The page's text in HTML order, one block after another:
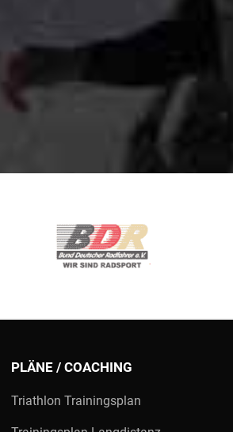
PLÄNE / COACHING
Triathlon Trainingsplan